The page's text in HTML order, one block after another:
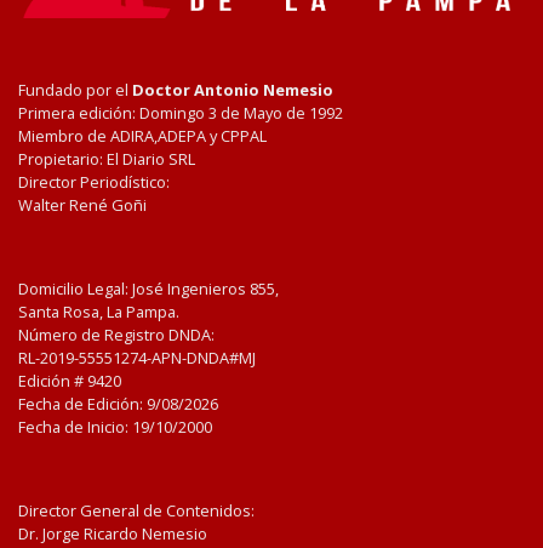
Fundado por el Doctor Antonio Nemesio
Primera edición: Domingo 3 de Mayo de 1992
Miembro de ADIRA,ADEPA y CPPAL
Propietario: El Diario SRL
Director Periodístico:
Walter René Goñi
Domicilio Legal: José Ingenieros 855,
Santa Rosa, La Pampa.
Número de Registro DNDA:
RL-2019-55551274-APN-DNDA#MJ
Edición # 9420
Fecha de Edición: 9/08/2026
Fecha de Inicio: 19/10/2000
Director General de Contenidos:
Dr. Jorge Ricardo Nemesio